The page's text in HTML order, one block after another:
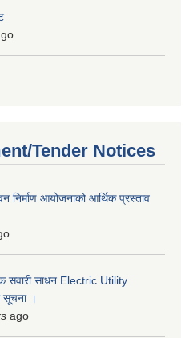
Tender Notices
निर्माण आयोजनाको आर्थिक प्रस्ताव
सवारी साधन Electric Utility
सूचना ।
ago